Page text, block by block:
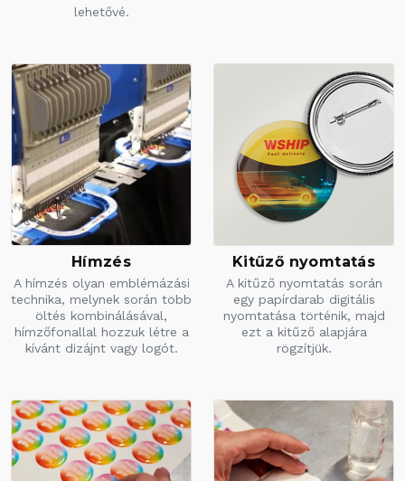
lehetővé.
Hímzés
A hímzés olyan emblémázási
technika, melynek során több
öltés kombinálásával,
hímzőfonallal hozzuk létre a
kívánt dizájnt vagy logót.
Kitűző nyomtatás
A kitűző nyomtatás során
egy papírdarab digitális
nyomtatása történik, majd
ezt a kitűző alapjára
rögzítjük.